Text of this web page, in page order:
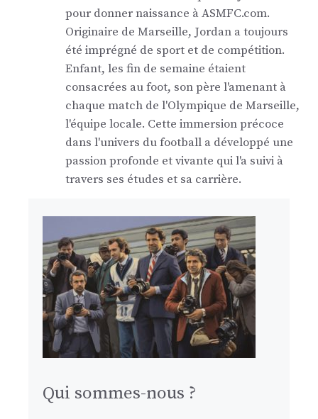
pour donner naissance à ASMFC.com.
Originaire de Marseille, Jordan a toujours
été imprégné de sport et de compétition.
Enfant, les fin de semaine étaient
consacrées au foot, son père l'amenant à
chaque match de l'Olympique de Marseille,
l'équipe locale. Cette immersion précoce
dans l'univers du football a développé une
passion profonde et vivante qui l'a suivi à
travers ses études et sa carrière.
Qui sommes-nous ?